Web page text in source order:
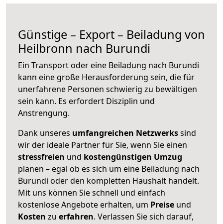
Günstige – Export – Beiladung von
Heilbronn nach Burundi
Ein Transport oder eine Beiladung nach Burundi
kann eine große Herausforderung sein, die für
unerfahrene Personen schwierig zu bewältigen
sein kann. Es erfordert Disziplin und
Anstrengung.
Dank unseres umfangreichen Netzwerkssind
wir der ideale Partner für Sie, wenn Sie einen
stressfreien und kostengünstigen Umzug
planen – egal ob es sich um eine Beiladung nach
Burundi oder den kompletten Haushalt handelt.
Mit uns können Sie schnell und einfach
kostenlose Angebote erhalten, um Preise und
Kosten zu erfahren. Verlassen Sie sich darauf,